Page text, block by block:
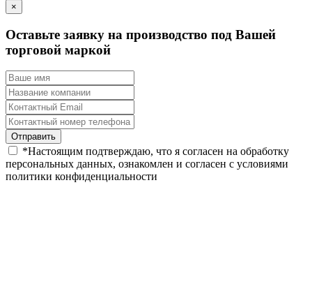
×
Оставьте заявку на производство под Вашей
торговой маркой
*Настоящим подтверждаю, что я согласен на обработку
персональных данных, ознакомлен и согласен с условиями
политики конфиденциальности